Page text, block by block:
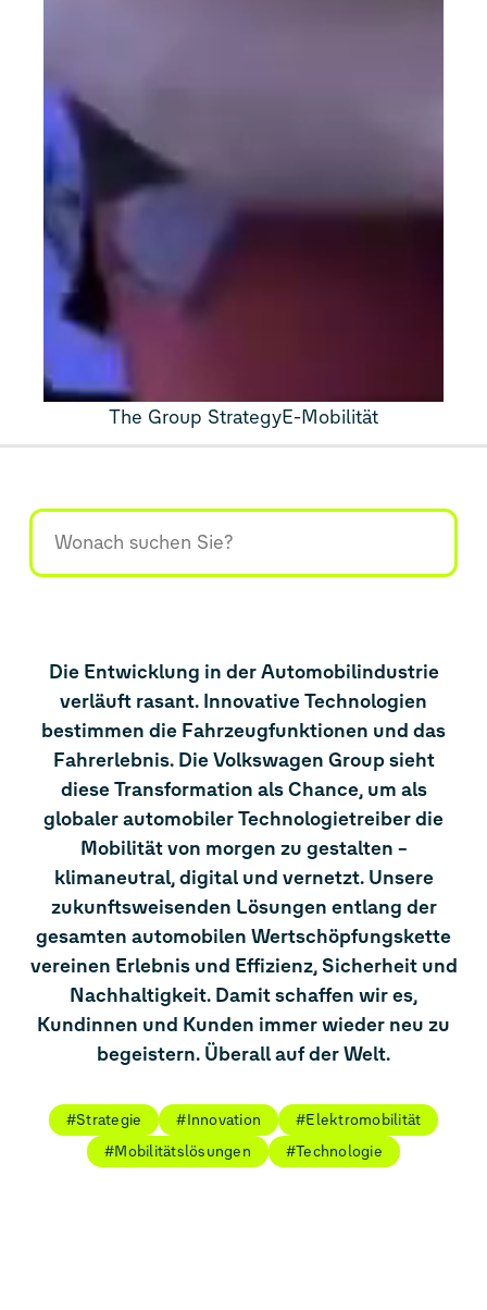
The Group StrategyE-Mobilität
Die Entwicklung in der Automobilindustrie
verläuft rasant. Innovative Technologien
bestimmen die Fahrzeugfunktionen und das
Fahrerlebnis. Die Volkswagen Group sieht
diese Transformation als Chance, um als
globaler automobiler Technologietreiber die
Mobilität von morgen zu gestalten –
klimaneutral, digital und vernetzt. Unsere
zukunftsweisenden Lösungen entlang der
gesamten automobilen Wertschöpfungskette
vereinen Erlebnis und Effizienz, Sicherheit und
Nachhaltigkeit. Damit schaffen wir es,
Kundinnen und Kunden immer wieder neu zu
begeistern. Überall auf der Welt.
#Strategie #Innovation
#Elektromobilität
#Mobilitätslösungen
#Technologie